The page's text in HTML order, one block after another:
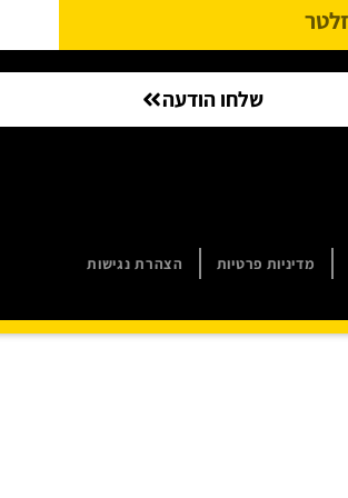
שלחו הודעה
מדיניות פרטיות הצהרת נגישות